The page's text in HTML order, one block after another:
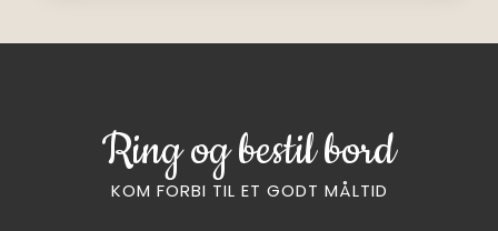
Ring og bestil bord
KOM FORBI TIL ET GODT MÅLTID